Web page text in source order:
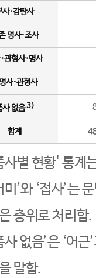
사·감탄사
명사·조사
관형사·명사
사·관형사
사 없음3)
합계
별 현황' 통계
미’와 ‘접사’는
층위로 처리함.
사 없음’은 ‘어
말함.